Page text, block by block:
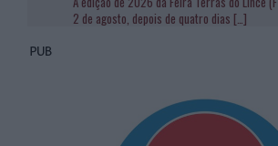
2 de agosto, depois de quatro dias […]